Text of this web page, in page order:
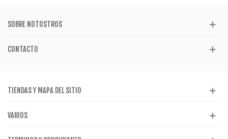
SOBRE NOTOSTROS
CONTACTO
TIENDAS Y MAPA DEL SITIO
VARIOS